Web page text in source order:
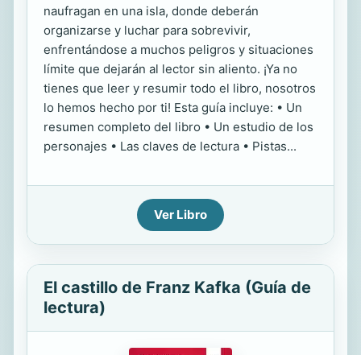
naufragan en una isla, donde deberán
organizarse y luchar para sobrevivir,
enfrentándose a muchos peligros y situaciones
límite que dejarán al lector sin aliento. ¡Ya no
tienes que leer y resumir todo el libro, nosotros
lo hemos hecho por ti! Esta guía incluye: • Un
resumen completo del libro • Un estudio de los
personajes • Las claves de lectura • Pistas...
Ver Libro
El castillo de Franz Kafka (Guía de
lectura)